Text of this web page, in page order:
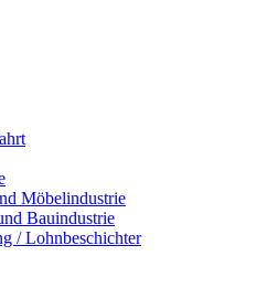
Möbelindustrie
Bauindustrie
/ Lohnbeschichter